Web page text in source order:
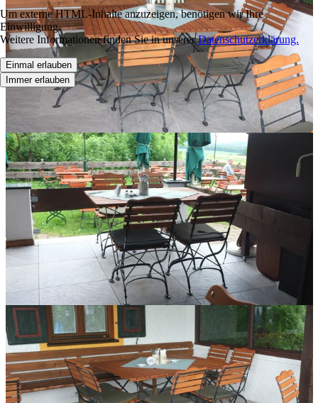
Um externe HTML-Inhalte anzuzeigen, benötigen wir Ihre
Einwilligung.
Weitere Informationen finden Sie in unsererDatenschutzerklärung.
Einmal erlauben
Immer erlauben